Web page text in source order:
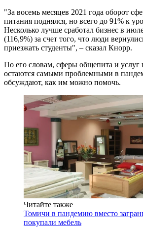
"За восемь месяцев 2021 года оборот
питания поднялся, но всего до 91% к
Несколько лучше сработал бизнес в
(116,9%) за счет того, что люди
приезжать студенты", – сказал Кнорр.
По его словам, сферы общепита и
остаются самыми проблемными в
обсуждают, как им можно помочь.
Читайте также
Томичи в пандемию вместо
покупали мебель